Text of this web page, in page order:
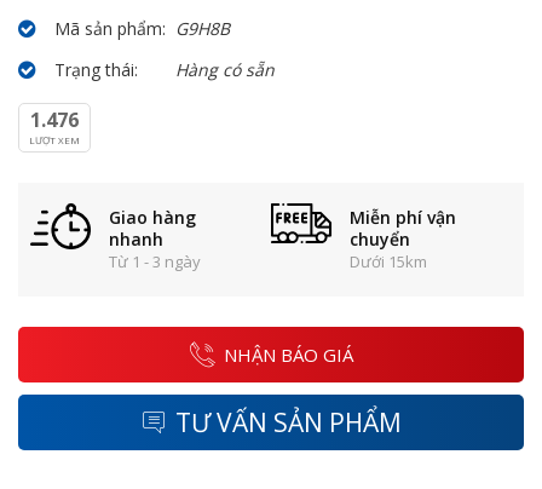
Mã sản phẩm: G9H8B
Trạng thái:
Hàng có sẵn
1.476
LƯỢT XEM
Giao hàng
nhanh
Từ 1 - 3 ngày
Miễn phí vận
chuyển
Dưới 15km
NHẬN BÁO GIÁ
TƯ VẤN SẢN PHẨM